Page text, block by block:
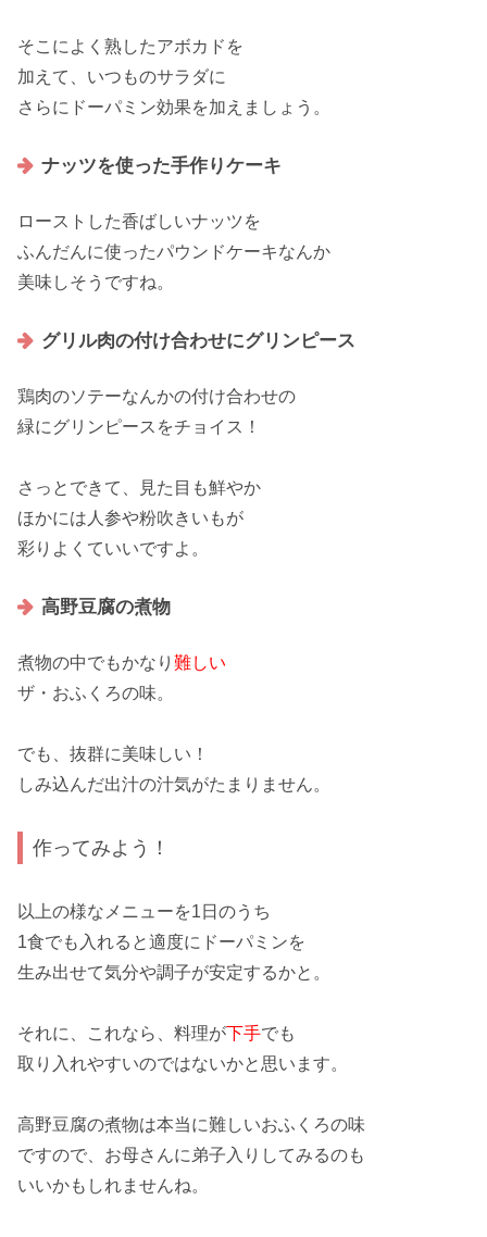
そこによく熟したアボカド を
加えて、いつものサラダに
さらに ドーパミン効果を加えましょう。
ナッツを使った手作りケーキ
ロースト した香ばしいナッツを
ふんだんに使ったパウンドケーキなんか
美味しそうですね。
グリル肉の付け合わせにグリンピース
鶏肉のソテーなんかの付け合わせの
緑にグリンピース をチョイス！
さっとできて、見た目も鮮やか
ほかには 人参や粉吹きいもが
彩りよく ていいですよ。
高野豆腐の煮物
煮物の中でもかなり 難しい
ザ・ おふくろの味。
でも、抜群に美味しい！
しみ込んだ出汁の汁気がたまりません。
作ってみよう！
以上の様なメニューを1日 のうち
1食でも入れると適度に ドーパミンを
生み出せて気分や調子が安定するかと。
それに、これなら、料理が下手でも
取り入れやすいのではないかと思います。
高野豆腐の煮物は本当に難しいおふくろの味
ですので、お母さんに 弟子入り してみるのも
いいかもしれませんね。